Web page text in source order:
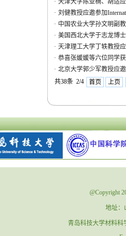
· 天津大学陈亚楠、胡适
· 刘健教授应邀参加
· 中国农业大学孙文明副
· 美国西北大学于志龙博
· 天津理工大学丁轶教授
· 恭喜张媛媛等六位同学
· 北京大学郭少军教授应
共38条 2/4
首页 上页
@Copyright
地址：
青岛科技大学材料科